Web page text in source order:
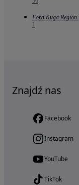
Ford Kuga Region
1
Znajdź nas
Facebook
Instagram
YouTube
TikTok